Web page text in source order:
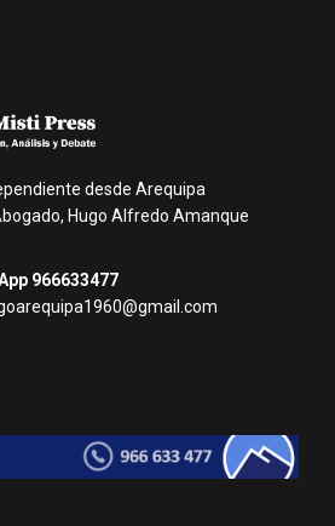
desde Arequipa
Hugo Alfredo Amanque
966633477